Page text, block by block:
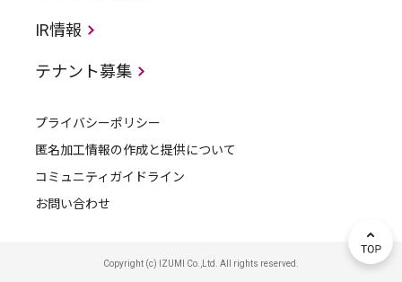
IR情報
テナント募集
プライバシーポリシー
匿名加工情報の作成と提供について
コミュニティガイドライン
お問い合わせ
Copyright (c) IZUMI Co.,Ltd. All rights reserved.